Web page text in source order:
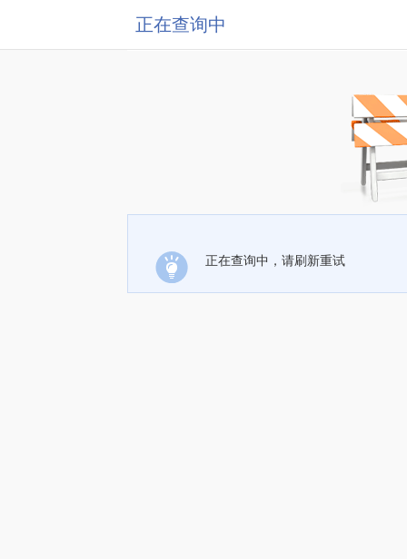
正在查询中
正在查询中，请刷新重试